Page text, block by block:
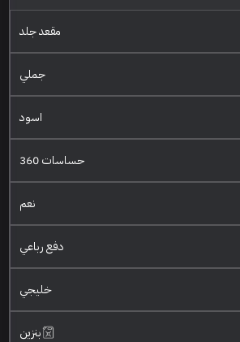
مقعد جلد
جملي
اسود
حساسات 360
نعم
دفع رباعي
خليجي
بنزين